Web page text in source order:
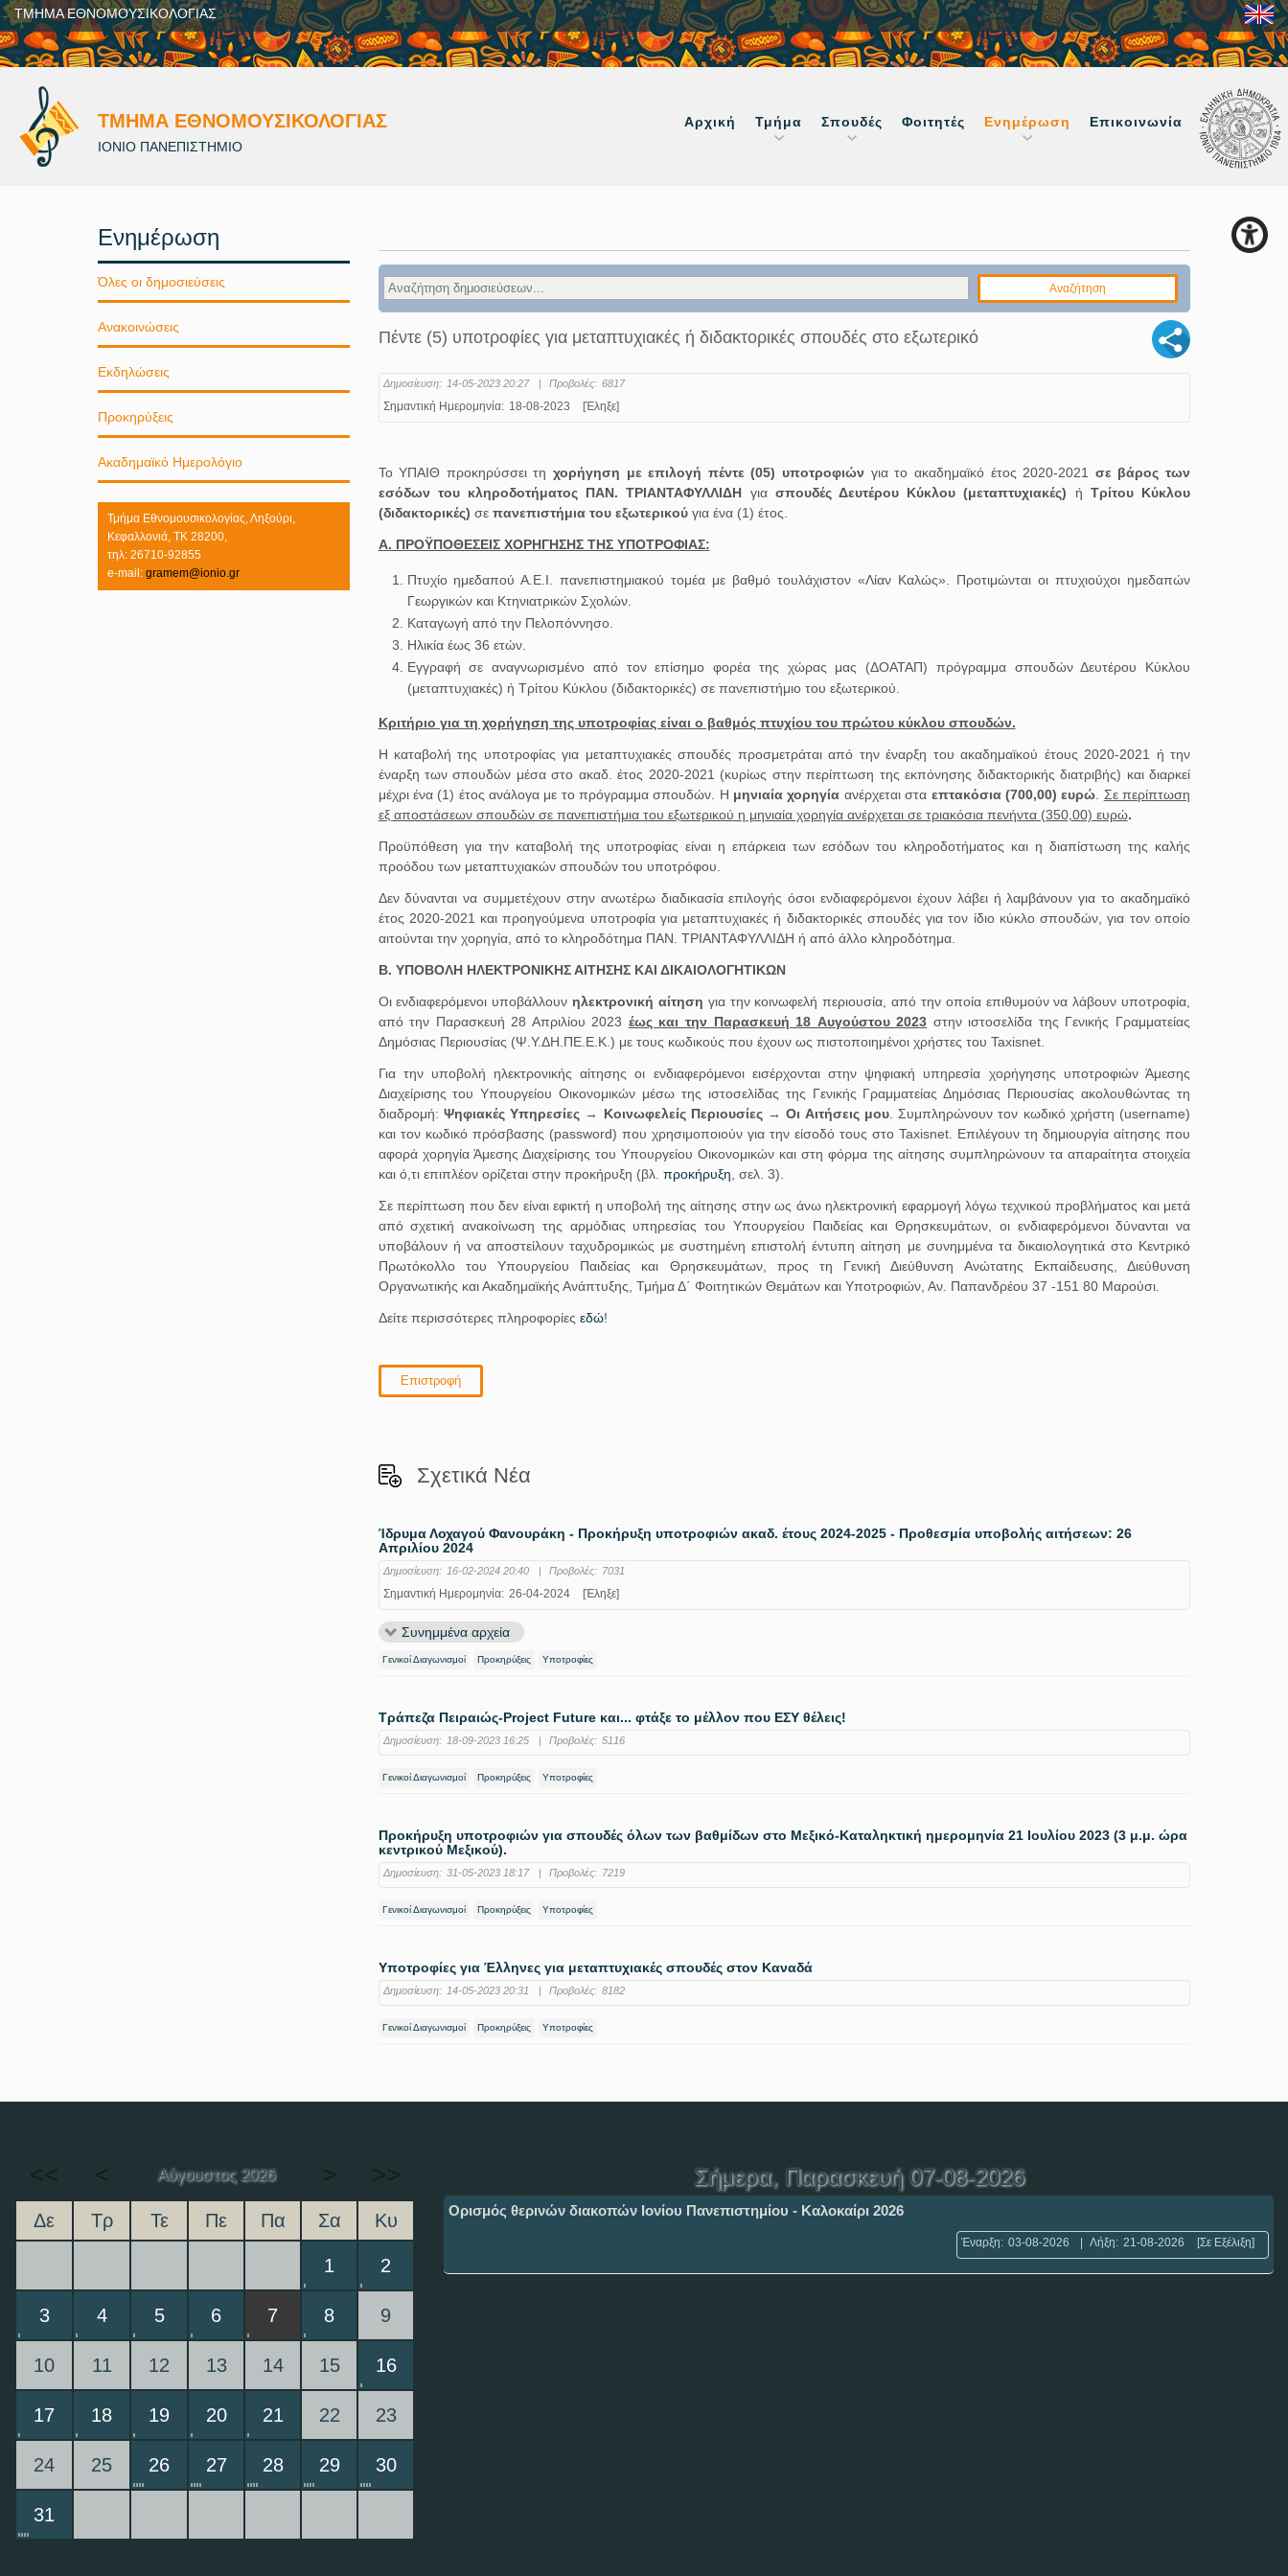
ΤΜΗΜΑ ΕΘΝΟΜΟΥΣΙΚΟΛΟΓΙΑΣ
ΤΜΗΜΑ ΕΘΝΟΜΟΥΣΙΚΟΛΟΓΙΑΣ
ΙΟΝΙΟ ΠΑΝΕΠΙΣΤΗΜΙΟ
Αρχική Τμήμα Σπουδές Φοιτητές Ενημέρωση Επικοινωνία
Πέντε (5) υποτροφίες για μεταπτυχιακές ή διδακτορικές σπουδές στο εξωτερικό
Δημοσίευση: 14-05-2023 20:27 | Προβολές: 6817
Σημαντική Ημερομηνία: 18-08-2023 [Έληξε]
Το ΥΠΑΙΘ προκηρύσσει τη χορήγηση με επιλογή πέντε (05) υποτροφιών για το ακαδημαϊκό έτος 2020-2021 σε βάρος των
εσόδων του κληροδοτήματος ΠΑΝ. ΤΡΙΑΝΤΑΦΥΛΛΙΔΗ για σπουδές Δευτέρου Κύκλου (μεταπτυχιακές) ή Τρίτου Κύκλου
(διδακτορικές) σε πανεπιστήμια του εξωτερικού για ένα (1) έτος.
Α. ΠΡΟΫΠΟΘΕΣΕΙΣ ΧΟΡΗΓΗΣΗΣ ΤΗΣ ΥΠΟΤΡΟΦΙΑΣ:
Πτυχίο ημεδαπού Α.Ε.Ι. πανεπιστημιακού τομέα με βαθμό τουλάχιστον «Λίαν Καλώς». Προτιμώνται οι πτυχιούχοι ημεδαπών
Γεωργικών και Κτηνιατρικών Σχολών.
Καταγωγή από την Πελοπόννησο.
Ηλικία έως 36 ετών.
Εγγραφή σε αναγνωρισμένο από τον επίσημο φορέα της χώρας μας (ΔΟΑΤΑΠ) πρόγραμμα σπουδών Δευτέρου Κύκλου
(μεταπτυχιακές) ή Τρίτου Κύκλου (διδακτορικές) σε πανεπιστήμιο του εξωτερικού.
Κριτήριο για τη χορήγηση της υποτροφίας είναι ο βαθμός πτυχίου του πρώτου κύκλου σπουδών.
Η καταβολή της υποτροφίας για μεταπτυχιακές σπουδές προσμετράται από την έναρξη του ακαδημαϊκού έτους 2020-2021 ή την
έναρξη των σπουδών μέσα στο ακαδ. έτος 2020-2021 (κυρίως στην περίπτωση της εκπόνησης διδακτορικής διατριβής) και διαρκεί
μέχρι ένα (1) έτος ανάλογα με το πρόγραμμα σπουδών. Η μηνιαία χορηγία ανέρχεται στα επτακόσια (700,00) ευρώ Σε περίπτωση
εξ αποστάσεων σπουδών σε πανεπιστήμια του εξωτερικού η μηνιαία χορηγία ανέρχεται σε τριακόσια πενήντα (350,00) ευρώ.
Προϋπόθεση για την καταβολή της υποτροφίας είναι η επάρκεια των εσόδων του κληροδοτήματος και η διαπίστωση της καλής
προόδου των μεταπτυχιακών σπουδών του υποτρόφου.
Δεν δύνανται να συμμετέχουν στην ανωτέρω διαδικασία επιλογής όσοι ενδιαφερόμενοι έχουν λάβει ή λαμβάνουν για το ακαδημαϊκό
έτος 2020-2021 και προηγούμενα υποτροφία για μεταπτυχιακές ή διδακτορικές σπουδές για τον ίδιο κύκλο σπουδών, για τον οποίο
αιτούνται την χορηγία, από το κληροδότημα ΠΑΝ. ΤΡΙΑΝΤΑΦΥΛΛΙΔΗ ή από άλλο κληροδότημα.
Β. ΥΠΟΒΟΛΗ ΗΛΕΚΤΡΟΝΙΚΗΣ ΑΙΤΗΣΗΣ ΚΑΙ ΔΙΚΑΙΟΛΟΓΗΤΙΚΩΝ
Οι ενδιαφερόμενοι υποβάλλουν ηλεκτρονική αίτηση για την κοινωφελή περιουσία, από την οποία επιθυμούν να λάβουν υποτροφία,
από την Παρασκευή 28 Απριλίου 2023 έως και την Παρασκευή 18 Αυγούστου 2023 στην ιστοσελίδα της Γενικής Γραμματείας
Δημόσιας Περιουσίας (Ψ.Υ.ΔΗ.ΠΕ.Ε.Κ.) με τους κωδικούς που έχουν ως πιστοποιημένοι χρήστες του Taxisnet.
Για την υποβολή ηλεκτρονικής αίτησης οι ενδιαφερόμενοι εισέρχονται στην ψηφιακή υπηρεσία χορήγησης υποτροφιών Άμεσης
Διαχείρισης του Υπουργείου Οικονομικών μέσω της ιστοσελίδας της Γενικής Γραμματείας Δημόσιας Περιουσίας ακολουθώντας τη
διαδρομή: Ψηφιακές Υπηρεσίες → Κοινωφελείς Περιουσίες → Οι Αιτήσεις μου. Συμπληρώνουν τον κωδικό χρήστη (username)
και τον κωδικό πρόσβασης (password) που χρησιμοποιούν για την είσοδό τους στο Taxisnet. Επιλέγουν τη δημιουργία αίτησης που
αφορά χορηγία Άμεσης Διαχείρισης του Υπουργείου Οικονομικών και στη φόρμα της αίτησης συμπληρώνουν τα απαραίτητα στοιχεία
και ό,τι επιπλέον ορίζεται στην προκήρυξη (βλ. προκήρυξη , σελ. 3).
Σε περίπτωση που δεν είναι εφικτή η υποβολή της αίτησης στην ως άνω ηλεκτρονική εφαρμογή λόγω τεχνικού προβλήματος και μετά
από σχετική ανακοίνωση της αρμόδιας υπηρεσίας του Υπουργείου Παιδείας και Θρησκευμάτων, οι ενδιαφερόμενοι δύνανται να
υποβάλουν ή να αποστείλουν ταχυδρομικώς με συστημένη επιστολή έντυπη αίτηση με συνημμένα τα δικαιολογητικά στο Κεντρικό
Πρωτόκολλο του Υπουργείου Παιδείας και Θρησκευμάτων, προς τη Γενική Διεύθυνση Ανώτατης Εκπαίδευσης, Διεύθυνση
Οργανωτικής και Ακαδημαϊκής Ανάπτυξης, Τμήμα Δ΄ Φοιτητικών Θεμάτων και Υποτροφιών, Αν. Παπανδρέου 37 -151 80 Μαρούσι.
Δείτε περισσότερες πληροφορίες εδώ!
Επιστροφή
Σχετικά Νέα
Ίδρυμα Λοχαγού Φανουράκη - Προκήρυξη υποτροφιών ακαδ. έτους 2024-2025 - Προθεσμία υποβολής αιτήσεων: 26
Απριλίου 2024
Δημοσίευση: 16-02-2024 20:40 | Προβολές: 7031
Σημαντική Ημερομηνία: 26-04-2024 [Έληξε]
Συνημμένα αρχεία
Γενικοί Διαγωνισμοί Προκηρύξεις Υποτροφίες
Τράπεζα Πειραιώς-Project Future και... φτάξε το μέλλον που ΕΣΥ θέλεις!
Δημοσίευση: 18-09-2023 16:25 | Προβολές: 5116
Γενικοί Διαγωνισμοί Προκηρύξεις Υποτροφίες
Προκήρυξη υποτροφιών για σπουδές όλων των βαθμίδων στο Μεξικό-Καταληκτική ημερομηνία 21 Ιουλίου 2023 (3 μ.μ. ώρα
κεντρικού Μεξικού).
Δημοσίευση: 31-05-2023 18:17 | Προβολές: 7219
Γενικοί Διαγωνισμοί Προκηρύξεις Υποτροφίες
Υποτροφίες για Έλληνες για μεταπτυχιακές σπουδές στον Καναδά
Δημοσίευση: 14-05-2023 20:31 | Προβολές: 8182
Γενικοί Διαγωνισμοί Προκηρύξεις Υποτροφίες
Ενημέρωση
Όλες οι δημοσιεύσεις
Ανακοινώσεις
Εκδηλώσεις
Προκηρύξεις
Ακαδημαϊκό Ημερολόγιο
Τμήμα Εθνομουσικολογίας, Ληξούρι,
Κεφαλλονιά, ΤΚ 28200,
τηλ: 26710-92855
e-mail: gramem@ionio.gr
<< < Αύγουστος 2026 > >>
Δε Τρ Τε Πε Πα Σα Κυ
1 2
3 4 5 6 7 8 9
10 11 12 13 14 15 16
17 18 19 20 21 22 23
24 25 26 27 28 29 30
31
Σήμερα, Παρασκευή 07-08-2026
Ορισμός θερινών διακοπών Ιονίου Πανεπιστημίου - Καλοκαίρι 2026
Έναρξη: 03-08-2026 Λήξη: 21-08-2026 [Σε Εξέλιξη]